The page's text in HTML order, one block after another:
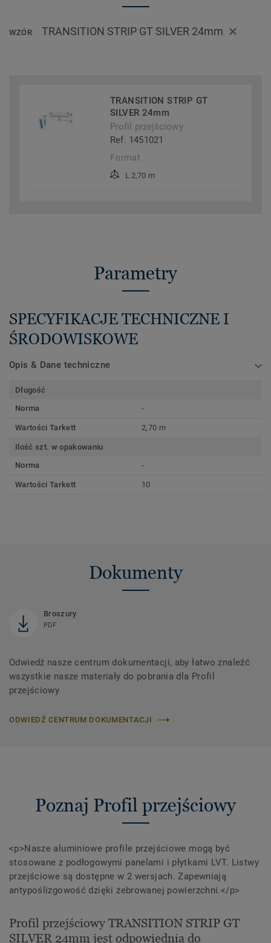
WZÓR TRANSITION STRIP GT SILVER 24mm
TRANSITION STRIP GT
SILVER 24mm
Profil przejściowy
Ref. 1451021
Format
L 2,70 m
Parametry
SPECYFIKACJE TECHNICZNE I
ŚRODOWISKOWE
Opis & Dane techniczne
Długość
Norma
-
Wartości Tarkett 2,70 m
Ilość szt. w opakowaniu
Norma
-
Wartości Tarkett 10
Dokumenty
Broszury
PDF
Odwiedź nasze centrum dokumentacji, aby łatwo znaleźć
wszystkie nasze materiały do ​​pobrania dla Profil
przejściowy
ODWIEDŹ CENTRUM DOKUMENTACJI
Poznaj Profil przejściowy
<p>Nasze aluminiowe profile przejściowe mogą być
stosowane z podłogowymi panelami i płytkami LVT. Listwy
przejściowe są dostępne w 2 wersjach. Zapewniają
antypoślizgowość dzięki żebrowanej powierzchni.</p>
Profil przejściowy TRANSITION STRIP GT
SILVER 24mm jest odpowiednia do